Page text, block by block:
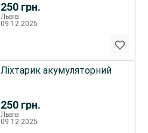
250 грн.
Львів
09.12.2025
250 грн.
Ліхтарик акумуляторний
Львів
09.12.2025